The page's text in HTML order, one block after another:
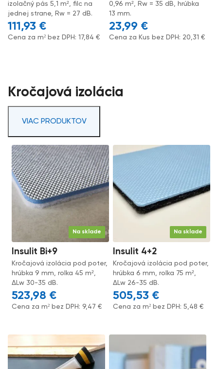
izolačný pás 5,1 m², filc na
jednej strane, Rw = 27 dB.
111,93 €
Cena za m² bez DPH: 17,84 €
0,96 m², Rw = 35 dB, hrúbka
13 mm.
23,99 €
Cena za Kus bez DPH: 20,31 €
Kročajová izolácia
VIAC PRODUKTOV
Na sklade
Insulit Bi+9
Kročajová izolácia pod poter,
hrúbka 9 mm, rolka 45 m²,
ΔLw 30-35 dB.
523,98 €
Cena za m² bez DPH:9,47€
Na sklade
Insulit 4+2
Kročajová izolácia pod poter,
hrúbka 6 mm, rolka 75 m²,
ΔLw 26-35 dB.
505,53 €
Cena za m² bez DPH:5,48€